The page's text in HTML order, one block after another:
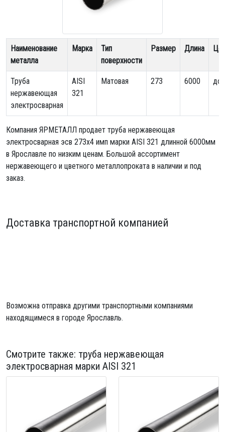
Наименование
металла
Марка
Тип
поверхности
Размер Длина
Труба
нержавеющая
электросварная
AISI
321
Матовая 273 6000
Компания ЯРМЕТАЛЛ продает труба нержавеющая
электросварная эсв 273х4 имп марки AISI 321 длинной 6000мм
в Ярославле по низким ценам. Большой ассортимент
нержавеющего и цветного металлопроката в наличии и под
заказ.
Доставка транспортной компанией
Возможна отправка другими транспортными компаниями
находящимеся в городе Ярославль.
Смотрите также: труба нержавеющая
электросварная марки AISI 321